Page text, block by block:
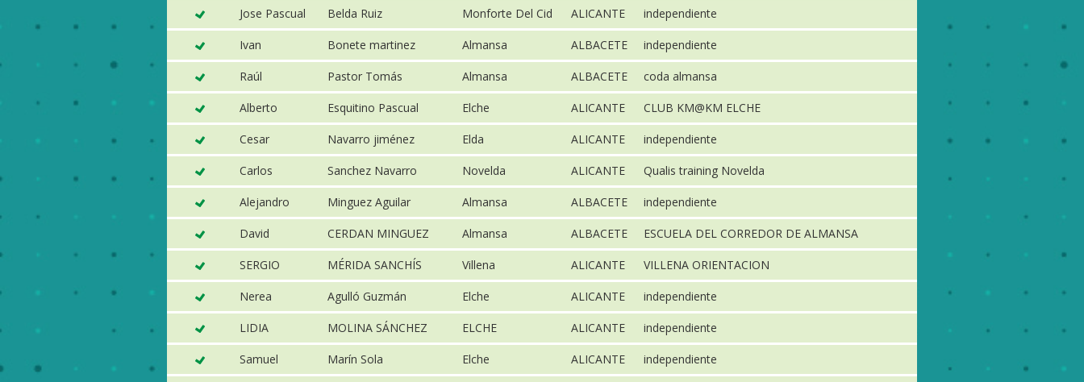
Jose Pascual Belda Ruiz Monforte Del Cid ALICANTE independiente
Ivan Bonete martinez Almansa ALBACETE independiente
Raúl Pastor Tomás Almansa ALBACETE coda almansa
Alberto Esquitino Pascual Elche ALICANTE CLUB KM@KM ELCHE
Cesar Navarro jiménez Elda ALICANTE independiente
Carlos Sanchez Navarro Novelda ALICANTE Qualis training Novelda
Alejandro Minguez Aguilar Almansa ALBACETE independiente
David CERDAN MINGUEZ Almansa ALBACETE ESCUELA DEL CORREDOR DE ALMANSA
SERGIO MÉRIDA SANCHÍS Villena ALICANTE VILLENA ORIENTACION
Nerea Agulló Guzmán Elche ALICANTE independiente
LIDIA MOLINA SÁNCHEZ ELCHE ALICANTE independiente
Samuel Marín Sola Elche ALICANTE independiente